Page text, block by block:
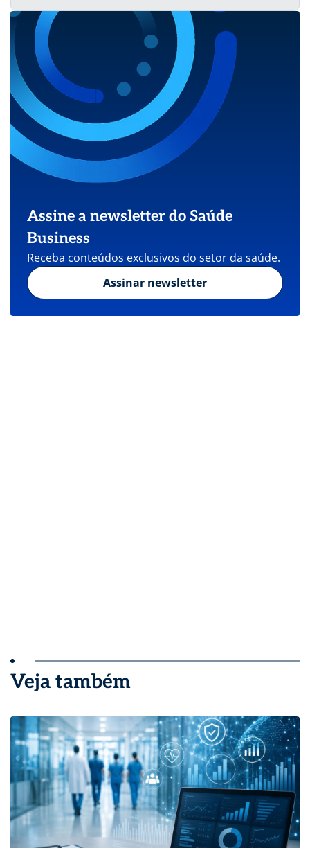
Assine a newsletter do Saúde
Business
Receba conteúdos exclusivos do setor da saúde.
Assinar newsletter
Veja também